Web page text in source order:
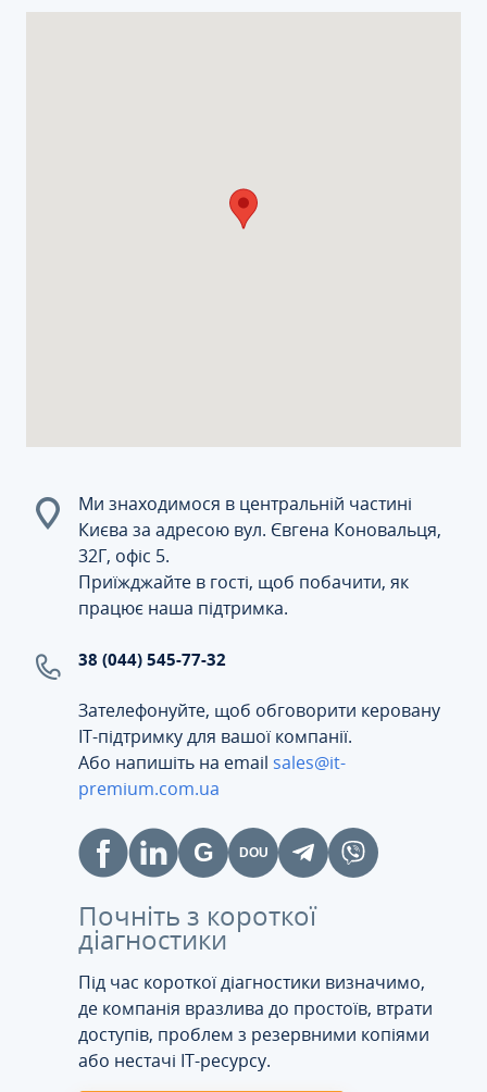
Ми знаходимося в центральній частині
Києва за адресою вул. Євгена Коновальця,
32Г, офіс 5.
Приїжджайте в гості, щоб побачити, як
працює наша підтримка.
38 (044) 545-77-32
Зателефонуйте, щоб обговорити керовану
ІТ-підтримку для вашої компанії.
Або напишіть на email sales@it-
premium.com.ua
Почніть з короткої
діагностики
Під час короткої діагностики визначимо,
де компанія вразлива до простоїв, втрати
доступів, проблем з резервними копіями
або нестачі IT-ресурсу.